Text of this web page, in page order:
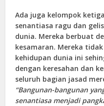
Ada juga kelompok
senantiasa ragu dan
dunia. Mereka berbuat
kesamaran. Mereka
kehidupan dunia ini
dengan keresahan dan
seluruh bagian jasad
“Bangunan-bangunan
senantiasa menjadi